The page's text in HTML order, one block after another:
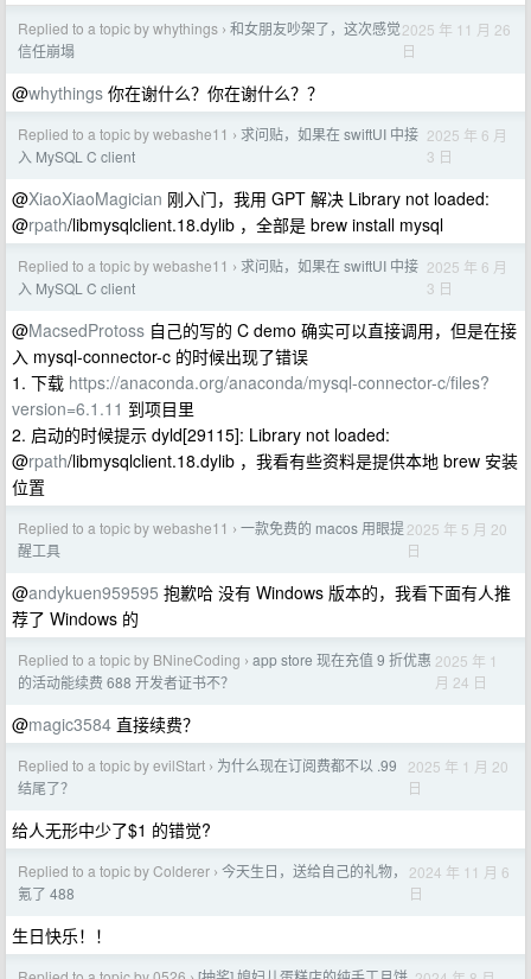
Replied to a topic by whythings › 和女朋友吵架了，这次感觉
信任崩塌
2025 年 11 月 26
日
@whythings 你在谢什么？你在谢什么？？
Replied to a topic by webashe11 › 求问贴，如果在 swiftUI 中接
入 MySQL C client
2025 年 6 月
3 日
@XiaoXiaoMagician 刚入门，我用 GPT 解决 Library not loaded:
@rpath/libmysqlclient.18.dylib ，全部是 brew install mysql
Replied to a topic by webashe11 › 求问贴，如果在 swiftUI 中接
入 MySQL C client
2025 年 6 月
3 日
@MacsedProtoss 自己的写的 C demo 确实可以直接调用，但是在接
入 mysql-connector-c 的时候出现了错误
1. 下载 https://anaconda.org/anaconda/mysql-connector-c/files?
version=6.1.11 到项目里
2. 启动的时候提示 dyld[29115]: Library not loaded:
@rpath/libmysqlclient.18.dylib ，我看有些资料是提供本地 brew 安装
位置
Replied to a topic by webashe11 › 一款免费的 macos 用眼提
醒工具
2025 年 5 月 20
日
@andykuen959595 抱歉哈 没有 Windows 版本的，我看下面有人推
荐了 Windows 的
Replied to a topic by BNineCoding › app store 现在充值 9 折优惠
的活动能续费 688 开发者证书不？
2025 年 1
月 24 日
@magic3584 直接续费？
Replied to a topic by evilStart › 为什么现在订阅费都不以 .99
结尾了？
2025 年 1 月 20
日
给人无形中少了$1 的错觉?
Replied to a topic by Colderer › 今天生日，送给自己的礼物，
氪了 488
2024 年 11 月 6
日
生日快乐！！